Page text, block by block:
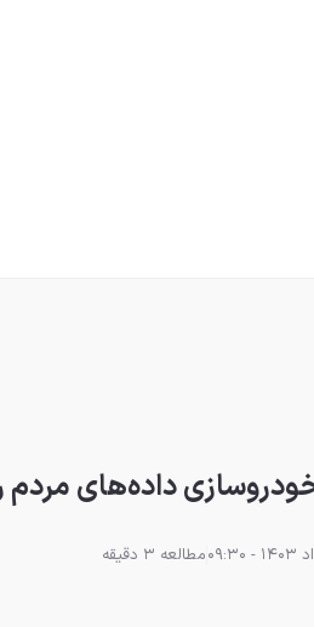
داده‌های مردم
مطالعه 3 دقیقه